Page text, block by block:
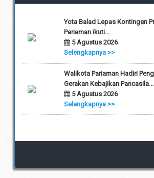
Yota Balad Lepas Kontingen
Pariaman ikuti...
5 Agustus 2026
Selengkapnya >>
Walikota Pariaman Hadiri
Gerakan Kebajikan Pancasila...
5 Agustus 2026
Selengkapnya >>